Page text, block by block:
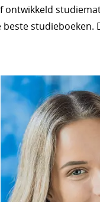
ontwikkeld
studieboeken.